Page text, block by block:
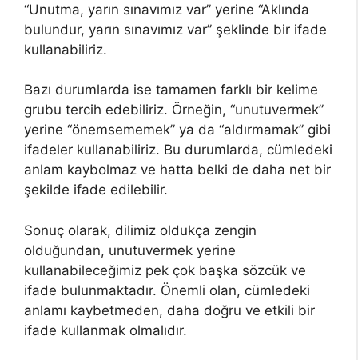
“Unutma, yarın sınavımız var” yerine “Aklında
bulundur, yarın sınavımız var” şeklinde bir ifade
kullanabiliriz.
Bazı durumlarda ise tamamen farklı bir kelime
grubu tercih edebiliriz. Örneğin, “unutuvermek”
yerine “önemsememek” ya da “aldırmamak” gibi
ifadeler kullanabiliriz. Bu durumlarda, cümledeki
anlam kaybolmaz ve hatta belki de daha net bir
şekilde ifade edilebilir.
Sonuç olarak, dilimiz oldukça zengin
olduğundan, unutuvermek yerine
kullanabileceğimiz pek çok başka sözcük ve
ifade bulunmaktadır. Önemli olan, cümledeki
anlamı kaybetmeden, daha doğru ve etkili bir
ifade kullanmak olmalıdır.